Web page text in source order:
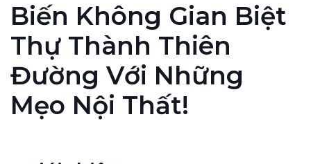
Biến Không Gian Biệt
Thự Thành Thiên
Đường Với Những
Mẹo Nội Thất!